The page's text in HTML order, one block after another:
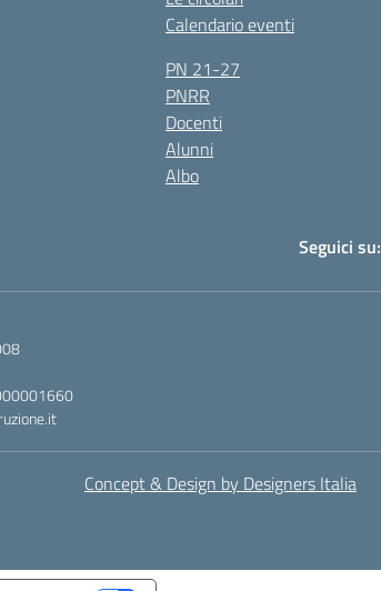
Calendario eventi
PN 21-27
PNRR
Docenti
Alunni
Albo
Seguici su:
Concept & Design by Designers Italia